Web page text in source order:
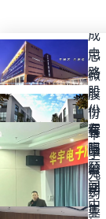
成
电
路
股
份
有
限
公
司
芯
微
股
份
有
限
公
司
华
宇
电
子
集
三
九
药
业
儒
商
顾
问
中